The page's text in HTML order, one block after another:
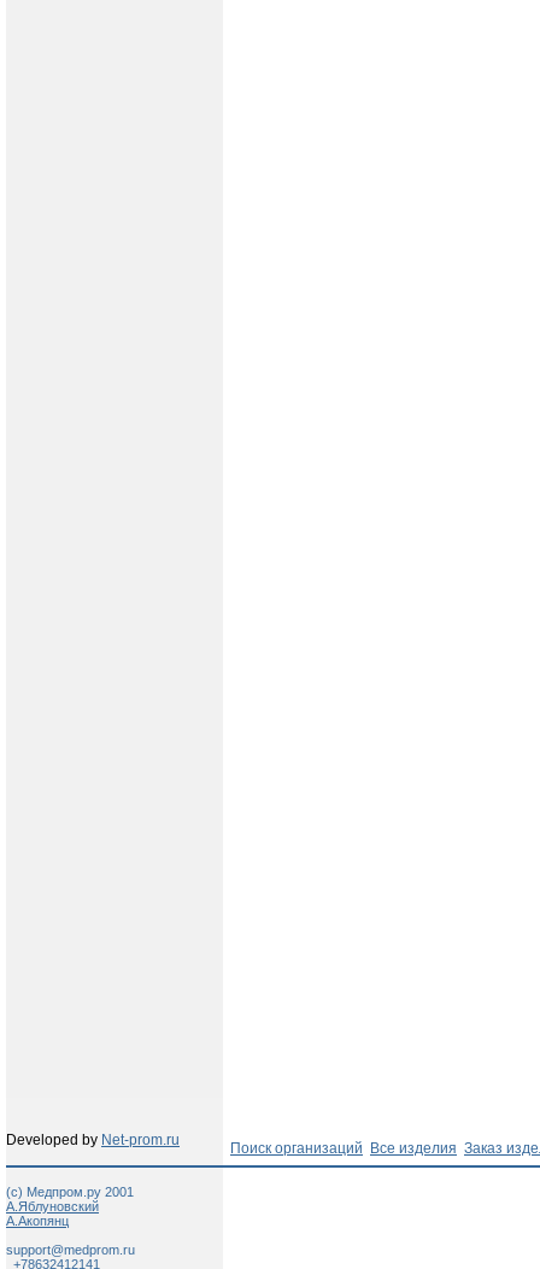
Developed by Net-prom.ru Поиск организаций Все изделия Заказ
(c) Медпром.ру 2001
А.Яблуновский
А.Акопянц
support@medprom.ru
+78632412141